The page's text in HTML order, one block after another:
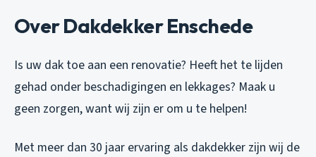
Over Dakdekker Enschede
Is uw dak toe aan een renovatie? Heeft het te lijden
gehad onder beschadigingen en lekkages? Maak u
geen zorgen, want wij zijn er om u te helpen!
Met meer dan 30 jaar ervaring als dakdekker zijn wij de